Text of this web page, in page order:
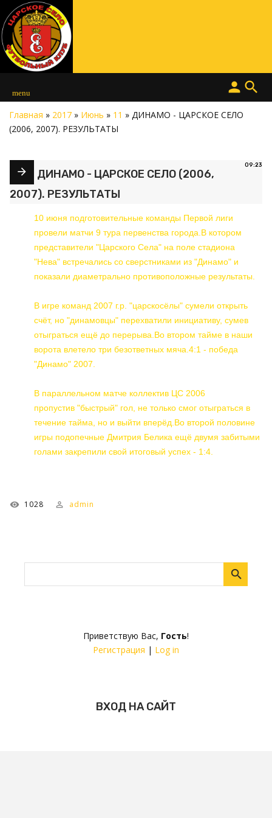
menu search
person
Приветствую Вас, Гость!
Регистрация | Log in
ВХОД НА САЙТ
Главная » 2017 » Июнь » 11 » ДИНАМО - ЦАРСКОЕ СЕЛО
(2006, 2007). РЕЗУЛЬТАТЫ
09:23
ДИНАМО - ЦАРСКОЕ СЕЛО (2006,
2007). РЕЗУЛЬТАТЫ
10 июня подготовительные команды Первой лиги
провели матчи 9 тура первенства города.В котором
представители "Царского Села" на поле стадиона
"Нева" встречались со сверстниками из "Динамо" и
показали диаметрально противоположные результаты.
В игре команд 2007 г.р. "царскосёлы" сумели открыть
счёт, но "динамовцы" перехватили инициативу, сумев
отыграться ещё до перерыва.Во втором тайме в наши
ворота влетело три безответных мяча.4:1 - победа
"Динамо" 2007.
В параллельном матче коллектив ЦС 2006
пропустив "быстрый" гол, не только смог отыграться в
течение тайма, но и выйти вперёд.Во второй половине
игры подопечные Дмитрия Белика ещё двумя забитыми
голами закрепили свой итоговый успех - 1:4.
1028 admin